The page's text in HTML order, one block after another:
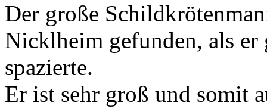
Der große
Nicklheim gefunden, als
spazierte.
Er ist sehr groß und somit